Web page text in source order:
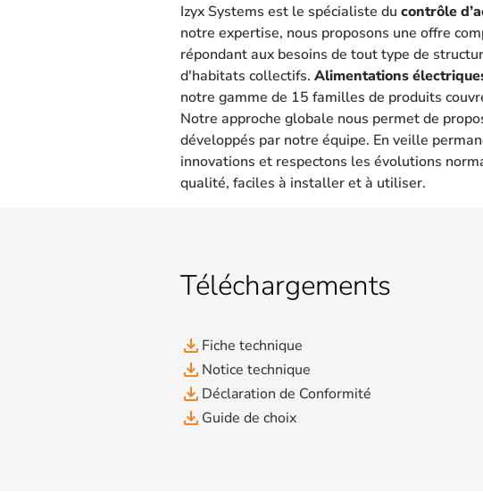
Izyx Systems est le spécialiste du contrôle
notre expertise, nous proposons une offre
répondant aux besoins de tout type de
d'habitats collectifs. Alimentations
notre gamme de 15 familles de produits
Notre approche globale nous permet de
développés par notre équipe. En veille
innovations et respectons les évolutions
qualité, faciles à installer et à utiliser.
Téléchargements
file_download Fiche technique
file_download Notice technique
file_download Déclaration de Conformité
file_download Guide de choix